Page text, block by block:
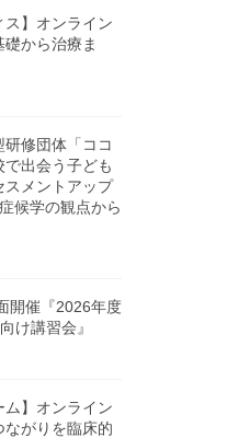
ス】オンライン
から治療ま
研修団体「ココ
出会う子ども
スメントアップ
候学の観点から
開催『2026年度
け講習会』
ム】オンライン
ながりを臨床的